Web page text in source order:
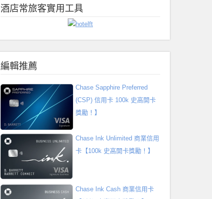
酒店常旅客實用工具
編輯推薦
Chase Sapphire Preferred
(CSP) 信用卡 100k 史高開卡
獎勵！】
Chase Ink Unlimited 商業信用
卡【100k 史高開卡獎勵！】
Chase Ink Cash 商業信用卡